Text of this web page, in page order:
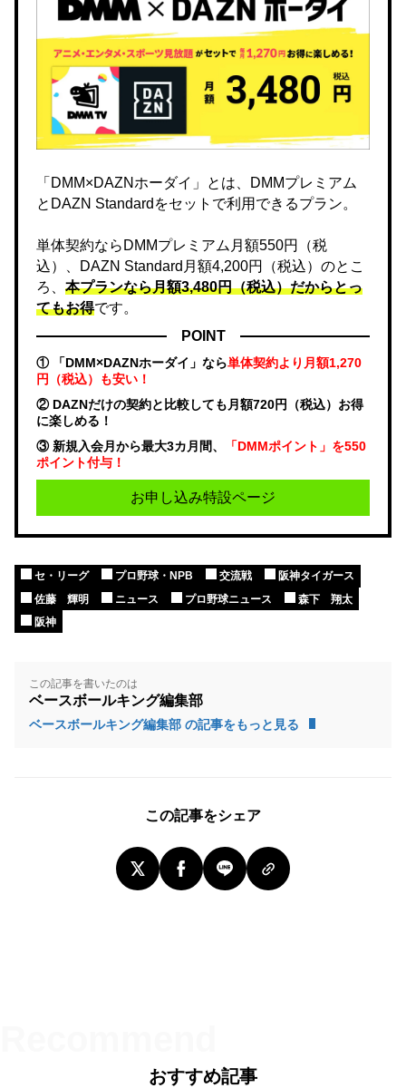
「DMM×DAZNホーダイ」とは、DMMプレミアム
とDAZN Standardをセットで利用できるプラン。
単体契約ならDMMプレミアム月額550円（税
込）、DAZN Standard月額4,200円（税込）のとこ
ろ、 本プランなら月額3,480円（税込）だからとっ
てもお得です。
POINT
① 「DMM×DAZNホーダイ」なら単体契約より月額1,270
円（税込）も安い！
② DAZNだけの契約と比較しても月額720円（税込）お得
に楽しめる！
③ 新規入会月から最大3カ月間、
「DMMポイント」を550
ポイント付与！
お申し込み特設ページ
セ・リーグ プロ野球・NPB 交流戦
阪神タイガース
佐藤 輝明
ニュース プロ野球ニュース
森下 翔太
阪神
この記事を書いたのは
ベースボールキング編集部
ベースボールキング編集部 の記事をもっと見る
この記事をシェア
おすすめ記事